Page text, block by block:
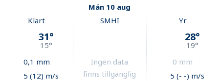
Mån 10 aug
Klart
31°
15°
0,1 mm
5 (12) m/s
SMHI
Ingen data
finns tillgänglig
Yr
28°
19°
0 mm
5 (- -) m/s